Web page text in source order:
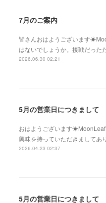
7月のご案内
皆さんおはようございます
はないでしょうか。接戦だっ
2026.06.30 02:21
5月の営業日につきまして
おはようございます
興味を持っていただきまして
2026.04.23 02:37
5月の営業日につきまして